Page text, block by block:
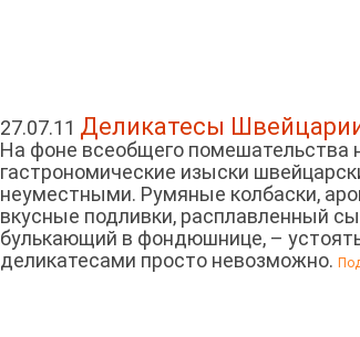
27.07.11 Деликатесы
На фоне всеобщего помешательства
гастрономические изыски
неуместными. Румяные колбаски,
вкусные подливки, расплавленный
булькающий в фондюшнице, –
деликатесами просто невозможно.